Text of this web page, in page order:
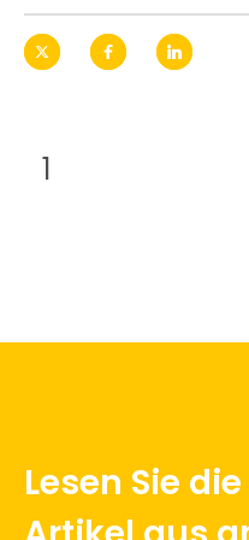
1
Lesen Sie